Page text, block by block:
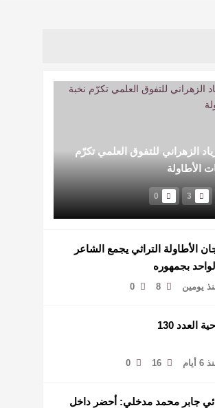
الزهراني للتفوق العلمي تكرّم
الأطاولة
3
0
الأطاولة التراثي يجمع الشاعر
بجمهوره
يومين 8
0
العدد 130
6 أيام 16
0
جابر محمد مدخلي: أحضر داخل